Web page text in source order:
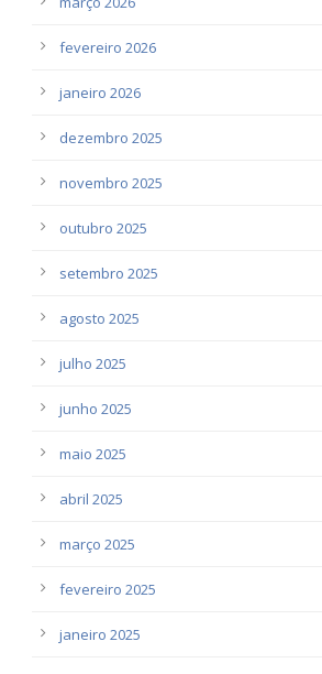
fevereiro 2026
janeiro 2026
dezembro 2025
novembro 2025
outubro 2025
setembro 2025
agosto 2025
julho 2025
junho 2025
maio 2025
abril 2025
março 2025
fevereiro 2025
janeiro 2025